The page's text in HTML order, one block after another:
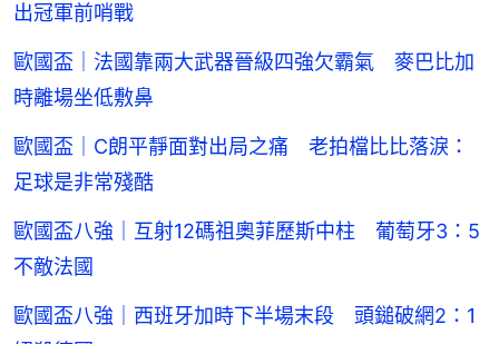
出冠軍前哨戰
歐國盃｜法國靠兩大武器晉級四強欠霸氣 麥巴比加
時離場坐低敷鼻
歐國盃｜C朗平靜面對出局之痛 老拍檔比比落淚：
足球是非常殘酷
歐國盃八強｜互射12碼祖奧菲歷斯中柱 葡萄牙3：5
不敵法國
歐國盃八強｜西班牙加時下半場末段 頭鎚破網2：1